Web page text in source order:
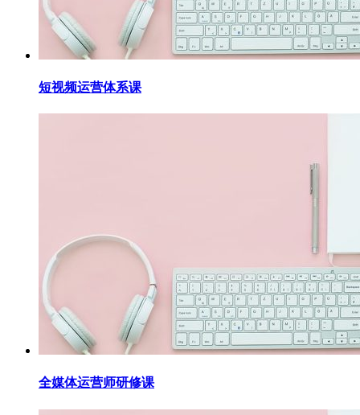
短视频运营体系课
全媒体运营师研修课